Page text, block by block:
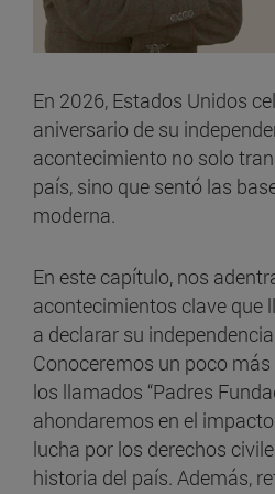
En 2026, Estados Unidos
aniversario de su
acontecimiento no solo
país, sino que sentó las
moderna.
En este capítulo, nos
acontecimientos clave que
a declarar su
Conoceremos un poco
los llamados “Padres
ahondaremos en el
lucha por los derechos
historia del país. Además,